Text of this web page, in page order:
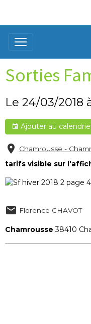
Sorties
Le 24/03/2018
Ajouter au
Chamrousse -
tarifs visible sur
Florence CHAVOT
Chamrousse 38410